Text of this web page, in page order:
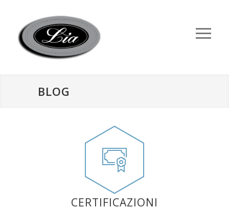
BLOG
CERTIFICAZIONI